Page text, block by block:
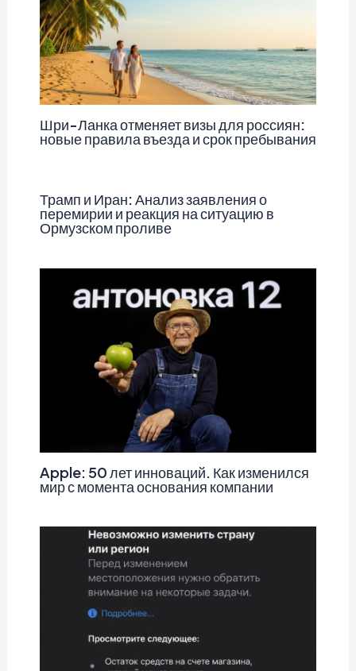
Шри-Ланка отменяет визы для россиян:
новые правила въезда и срок пребывания
Трамп и Иран: Анализ заявления о
перемирии и реакция на ситуацию в
Ормузском проливе
Apple: 50 лет инноваций. Как изменился
мир с момента основания компании